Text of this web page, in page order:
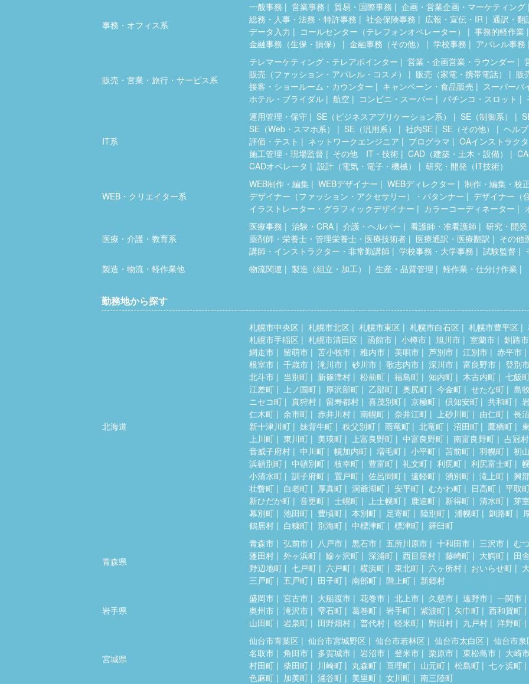
事務・オフィス系
一般事務 営業事務 貿易・国際事務
企画・営業企画・マーケティング
総務・人事・法務・特許事務
社会保険事務 広報・宣伝・IR
通訳・翻
データ入力
コールセンター（テレフォンオペレーター）
事務的軽作業
金融事務（生保・損保）
金融事務（その他） 学校事務 アパレル事務
販売・営業・旅行・サービス系
テレマーケティング・テレアポインター 営業・企画営業・ラウンダー
販売（ファッション・アパレル・コスメ）
販売（家電・携帯電話）
販
接客・ショールーム・カウンター
キャンペーン・食品販売
スーパーバ
ホテル・ブライダル
航空 コンビニ・スーパー パチンコ・スロット
IT系
運用管理・保守 SE（ビジネスアプリケーション系） SE（制御系）
SE（Web・スマホ系）
SE（汎用系） 社内SE SE（その他）
ヘル
評価・テスト
ネットワークエンジニア プログラマ
OAインストラク
施工管理・現場監督
その他 IT・技術 CAD（建築・土木・設備）
CADオペレータ
設計（電気・電子・機械） 研究・開発（IT技術）
WEB・クリエイター系
WEB制作・編集 WEBデザイナー WEBディレクター
制作・編集・校
デザイナー（ファッション・アクセサリー）・パタンナー
デザイナー（
イラストレーター・グラフィックデザイナー
カラーコーディネーター
医療・介護・教育系
医療事務 治験・CRA 介護・ヘルパー 看護師・准看護師
研究・開
薬剤師・栄養士・管理栄養士・医療技術者
医療通訳・医療翻訳
その他
講師・インストラクター・非常勤講師
学校事務・大学事務 試験監督
製造・物流・軽作業他
物流関連 製造（組立・加工） 生産・品質管理 軽作業・仕分け作業
勤務地から探す
北海道
札幌市中央区 札幌市北区 札幌市東区 札幌市白石区 札幌市豊平区
札幌市手稲区
札幌市清田区 函館市 小樽市 旭川市 室蘭市
釧路市
網走市
留萌市 苫小牧市 稚内市 美唄市 芦別市 江別市
赤平市
根室市
千歳市 滝川市 砂川市 歌志内市 深川市 富良野市
登別
北斗市
当別町 新篠津村 松前町 福島町 知内町 木古内町
七飯
江差町
上ノ国町 厚沢部町 乙部町 奥尻町 今金町 せたな町
島
ニセコ町
真狩村 留寿都村 喜茂別町 京極町 倶知安町 共和町
仁木町
余市町 赤井川村 南幌町 奈井江町 上砂川町 由仁町
長
新十津川町
妹背牛町 秩父別町 雨竜町 北竜町 沼田町 鷹栖町
上川町
東川町 美瑛町 上富良野町 中富良野町 南富良野町
占冠村
音威子府村
中川町 幌加内町 増毛町 小平町 苫前町 羽幌町
初
浜頓別町
中頓別町 枝幸町 豊富町 礼文町 利尻町 利尻富士町
小清水町
訓子府町 置戸町 佐呂間町 遠軽町 湧別町 滝上町
興
壮瞥町
白老町 厚真町 洞爺湖町 安平町 むかわ町 日高町
平取
新ひだか町
音更町 士幌町 上士幌町 鹿追町 新得町 清水町
芽
幕別町
池田町 豊頃町 本別町 足寄町 陸別町 浦幌町 釧路町
鶴居村
白糠町 別海町 中標津町 標津町 羅臼町
青森県
青森市 弘前市 八戸市 黒石市 五所川原市 十和田市 三沢市
む
蓬田村
外ヶ浜町 鰺ヶ沢町 深浦町 西目屋村 藤崎町 大鰐町
田
野辺地町
七戸町 六戸町 横浜町 東北町 六ヶ所村 おいらせ町
三戸町
五戸町 田子町 南部町 階上町 新郷村
岩手県
盛岡市 宮古市 大船渡市 花巻市 北上市 久慈市 遠野市
一関市
奥州市
滝沢市 雫石町 葛巻町 岩手町 紫波町 矢巾町
西和賀町
山田町
岩泉町 田野畑村 普代村 軽米町 野田村 九戸村 洋野町
宮城県
仙台市青葉区 仙台市宮城野区 仙台市若林区 仙台市太白区
仙台市泉
名取市
角田市 多賀城市 岩沼市 登米市 栗原市 東松島市
大崎
村田町
柴田町 川崎町 丸森町 亘理町 山元町 松島町
七ヶ浜町
色麻町
加美町 涌谷町 美里町 女川町 南三陸町